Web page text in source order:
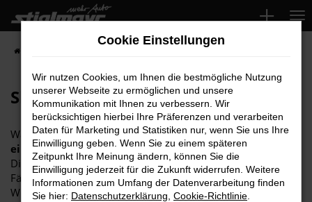
Zum
Hauptinhalt
springen
Skoda Glasreparatur
Warum kompliziert und kostenaufwändig, wenn es auch
einfachgeht?
Die Rede ist von derSkoda Glasreparatur, die in vielen
Fällen an die Stelle eines Austauschs der kompletten
Windschutzscheibe treten kann.
Cookie Einstellungen
Wir nutzen Cookies, um Ihnen die bestmögliche Nutzung
unserer Webseite zu ermöglichen und unsere
Kommunikation mit Ihnen zu verbessern. Wir
berücksichtigen hierbei Ihre Präferenzen und verarbeiten
Daten für Marketing und Statistiken nur, wenn Sie uns Ihre
Einwilligung geben. Wenn Sie zu einem späteren
Zeitpunkt Ihre Meinung ändern, können Sie die
Einwilligung jederzeit für die Zukunft widerrufen. Weitere
Informationen zum Umfang der Datenverarbeitung finden
Sie hier: Datenschutzerklärung Cookie-Richtlinie